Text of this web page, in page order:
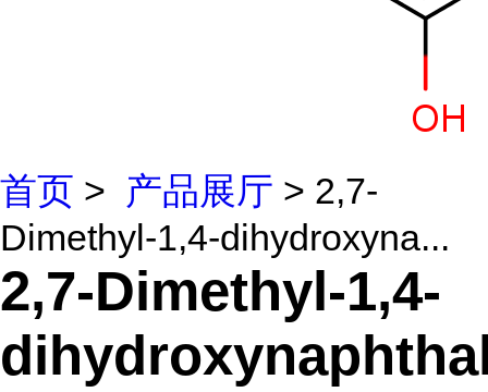
首页 > 产品展厅 > 2,7-
Dimethyl-1,4-dihydroxyna...
2,7-Dimethyl-1,4-